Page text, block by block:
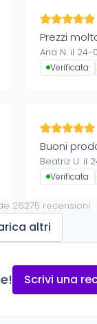
Prezzi
Ana N. il
Verificata
Buoni
Beatriz U. il
Verificata
26275 recensioni
altri
Scrivi una